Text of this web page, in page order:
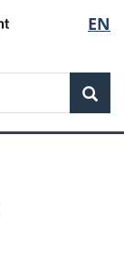
de
la
EN